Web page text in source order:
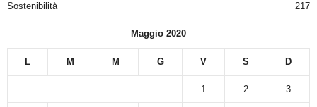
Sostenibilità
217
Maggio 2020
L M M G V S D
1 2 3